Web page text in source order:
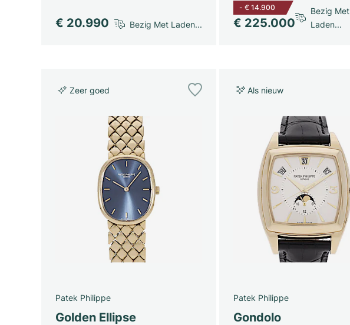
€ 20.990 Bezig Met Laden... € 225.000
- € 14.900
Bezig Met
Laden...
Zeer goed
Patek Philippe
Golden Ellipse
Als nieuw
Patek Philippe
Gondolo